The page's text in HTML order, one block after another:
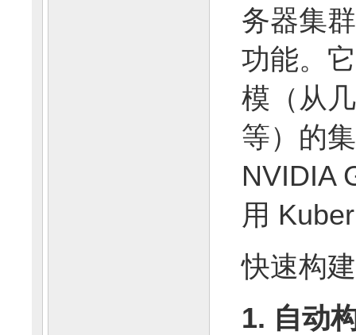
务器集
功能。
模（从
等）的
NVIDIA
用
快速构
1. 自动